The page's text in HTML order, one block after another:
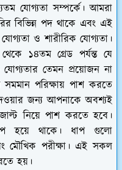
যোগ্যতা সম্পর্কে। আমরা
বিভিন্ন পদ থাকে এবং এই
ও শারীরিক যোগ্যতা।
১৪তম গ্রেড পর্যন্ত যে
যোগ্যতার তেমন প্রয়োজন না
সমমান পরিক্ষায় পাশ করতে
জন্য আপনাকে অবশ্যই
নিয়ে পাশ করতে হবে।
হয়ে থাকে। ধাপ গুলো
মৌখিক পরীক্ষা। এই সকল
হয়।